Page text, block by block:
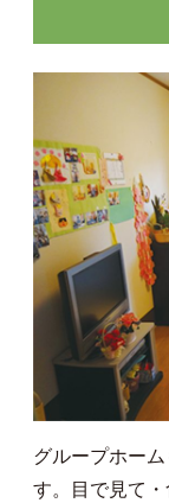
グループホーム
す。目で見て